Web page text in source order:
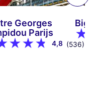
Georges
Parijs
4,8 (536)
Big